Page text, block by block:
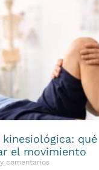
el movimiento
comentarios